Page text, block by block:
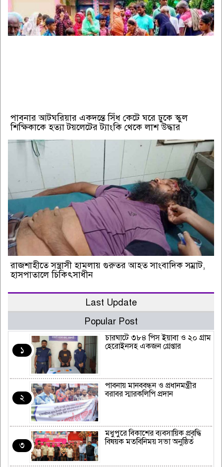
পাবনার আটঘরিয়ার একদন্তে সিঁধ কেটে ঘরে ঢুকে স্কুল
শিক্ষিকাকে হত্যা টয়লেটের ট্যাংকি থেকে লাশ উদ্ধার
রাজশাহীতে সন্ত্রাসী হামলায় গুরুতর আহত সাংবাদিক সম্রাট,
হাসপাতালে চিকিৎসাধীন
Last Update
Popular Post
১
চারঘাটে ৩৮৪ পিস ইয়াবা ও ২০ গ্রাম
হেরোইনসহ একজন গ্রেপ্তার
২
পাবনায় মানববন্ধন ও প্রধানমন্ত্রীর
বরাবর স্মারকলিপি প্রদান
৩
মধুপুরে বিকাশের ব্যবসায়িক প্রবৃদ্ধি
বিষয়ক মতবিনিময় সভা অনুষ্ঠিত